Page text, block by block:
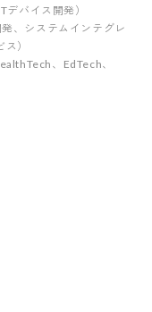
バイス開発）
、システムインテグレ
）
、EdTech、